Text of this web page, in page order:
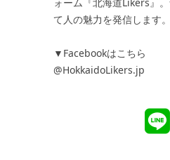
て人の魅力を発信します。
▼Facebookはこちら
@HokkaidoLikers.jp